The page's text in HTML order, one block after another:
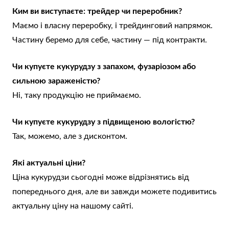
Ким ви виступаєте: трейдер чи переробник?
Маємо і власну переробку, і трейдинговий напрямок.
Частину беремо для себе, частину — під контракти.
Чи купуєте кукурудзу з запахом, фузаріозом або
сильною зараженістю?
Ні, таку продукцію не приймаємо.
Чи купуєте кукурудзу з підвищеною вологістю?
Так, можемо, але з дисконтом.
Які актуальні ціни?
Ціна кукурудзи сьогодні може відрізнятись від
попереднього дня, але ви завжди можете подивитись
актуальну ціну на нашому сайті.